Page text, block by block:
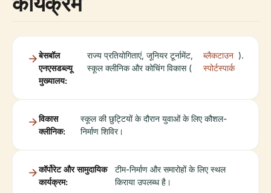
बेसबॉल
एनएसडब्ल्यू
मुख्यालय:
राज्य प्रतियोगिताएं, जूनियर टूर्नामेंट,
स्कूल क्लीनिक और कोचिंग विकास (
ब्लैकटाउन
स्पोर्टस्पार्क
).
विकास
क्लीनिक:
स्कूल की छुट्टियों के दौरान युवाओं के लिए कौशल-
निर्माण शिविर।
कॉर्पोरेट और सामुदायिक
कार्यक्रम:
टीम-निर्माण और समारोहों के लिए स्थल
किराया उपलब्ध है।